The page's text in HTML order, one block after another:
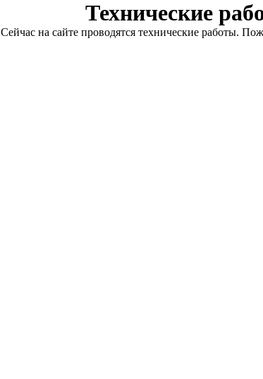
Технические
Сейчас на сайте проводятся технические работы.